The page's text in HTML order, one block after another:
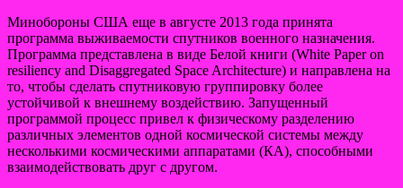
Минобороны США еще в августе 2013 года принята
программа выживаемости спутников военного назначения.
Программа представлена в виде Белой книги (White Paper on
resiliency and Disaggregated Space Architecture) и направлена на
то, чтобы сделать спутниковую группировку более
устойчивой к внешнему воздействию. Запущенный
программой процесс привел к физическому разделению
различных элементов одной космической системы между
несколькими космическими аппаратами (КА), способными
взаимодействовать друг с другом.